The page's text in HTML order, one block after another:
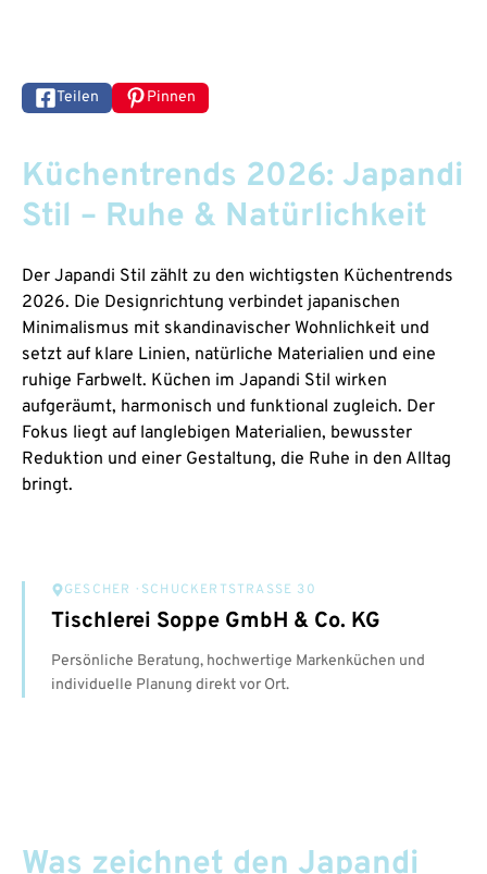
Teilen Pinnen
Küchentrends 2026: Japandi
Stil – Ruhe & Natürlichkeit
Der Japandi Stil zählt zu den wichtigsten Küchentrends
2026. Die Designrichtung verbindet japanischen
Minimalismus mit skandinavischer Wohnlichkeit und
setzt auf klare Linien, natürliche Materialien und eine
ruhige Farbwelt. Küchen im Japandi Stil wirken
aufgeräumt, harmonisch und funktional zugleich. Der
Fokus liegt auf langlebigen Materialien, bewusster
Reduktion und einer Gestaltung, die Ruhe in den Alltag
bringt.
GESCHER · SCHUCKERTSTRASSE 30
Tischlerei Soppe GmbH & Co. KG
Persönliche Beratung, hochwertige Markenküchen und
individuelle Planung direkt vor Ort.
Was zeichnet den Japandi